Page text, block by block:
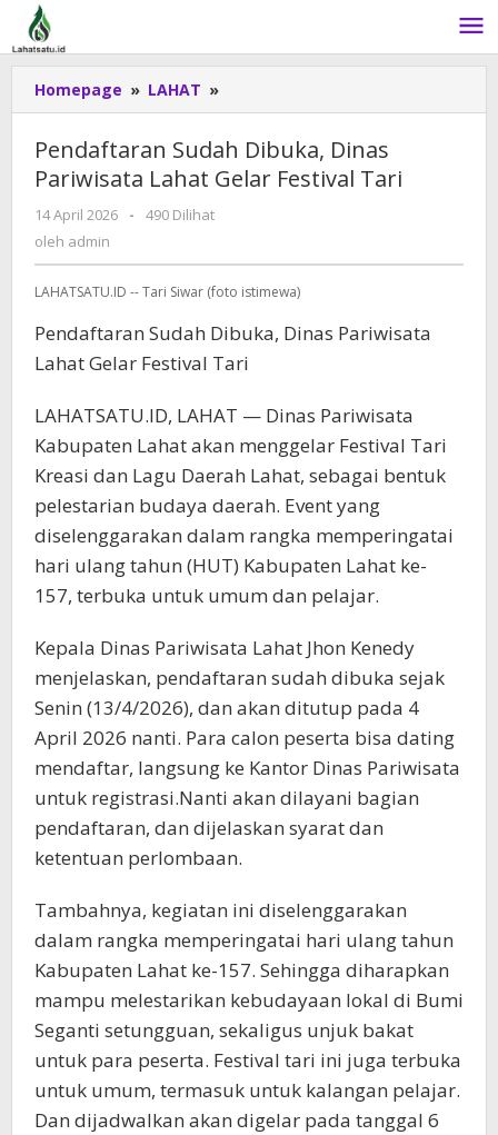
Lewati
konten
Homepage » LAHAT »
Sudah
Dibuka,
Dinas
Pariwisata
Pendaftaran Sudah Dibuka, Dinas
Pariwisata Lahat Gelar Festival Tari
14 April 2026
oleh
-
490 Dilihat
oleh admin
LAHATSATU.ID -- Tari Siwar (foto istimewa)
Pendaftaran Sudah Dibuka, Dinas Pariwisata
Lahat Gelar Festival Tari
LAHATSATU.ID, LAHAT — Dinas Pariwisata
Kabupaten Lahat akan menggelar Festival Tari
Kreasi dan Lagu Daerah Lahat, sebagai bentuk
pelestarian budaya daerah. Event yang
diselenggarakan dalam rangka memperingatai
hari ulang tahun (HUT) Kabupaten Lahat ke-
157, terbuka untuk umum dan pelajar.
Kepala Dinas Pariwisata Lahat Jhon Kenedy
menjelaskan, pendaftaran sudah dibuka sejak
Senin (13/4/2026), dan akan ditutup pada 4
April 2026 nanti. Para calon peserta bisa dating
mendaftar, langsung ke Kantor Dinas Pariwisata
untuk registrasi.Nanti akan dilayani bagian
pendaftaran, dan dijelaskan syarat dan
ketentuan perlombaan.
Tambahnya, kegiatan ini diselenggarakan
dalam rangka memperingatai hari ulang tahun
Kabupaten Lahat ke-157. Sehingga diharapkan
mampu melestarikan kebudayaan lokal di Bumi
Seganti setungguan, sekaligus unjuk bakat
untuk para peserta. Festival tari ini juga terbuka
untuk umum, termasuk untuk kalangan pelajar.
Dan dijadwalkan akan digelar pada tanggal 6